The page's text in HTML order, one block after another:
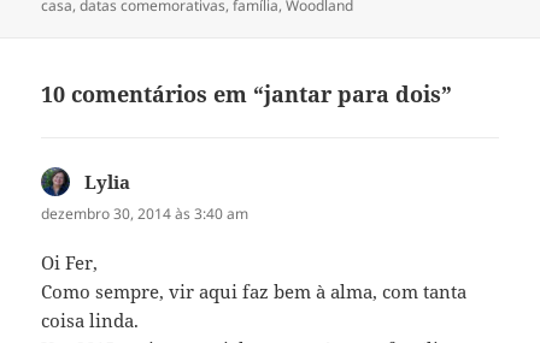
casa,datas comemorativas,família,Woodland
10 comentários em “jantar para dois”
Lylia
dezembro 30, 2014 às 3:40 am
Oi Fer,
Como sempre, vir aqui faz bem à alma, com tanta
coisa linda.